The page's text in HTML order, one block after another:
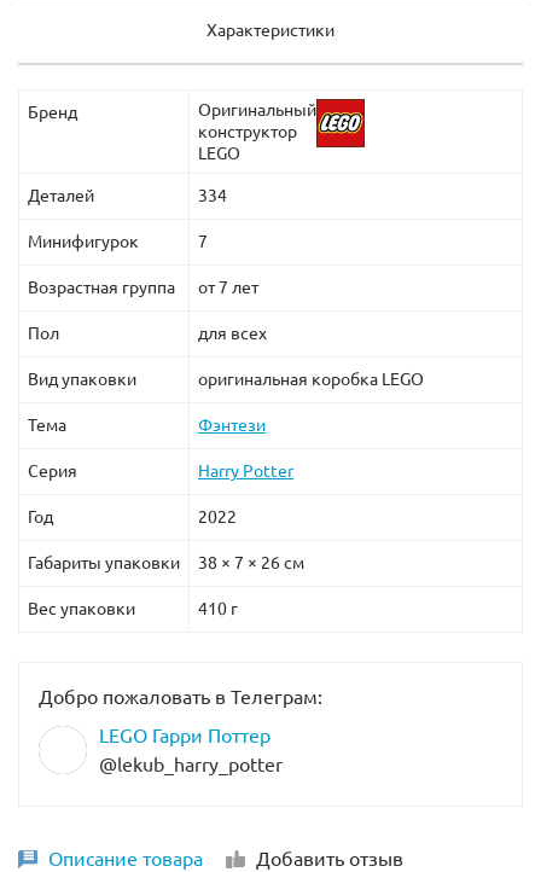
Характеристики
Бренд
Оригинальный
конструктор
LEGO
Деталей 334
Минифигурок 7
Возрастная группа от 7 лет
Пол для всех
Вид упаковки оригинальная коробка LEGO
Тема Фэнтези
Серия Harry Potter
Год 2022
Габариты упаковки 38 × 7 × 26 см
Вес упаковки 410 г
Добро пожаловать в Телеграм:
LEGO Гарри Поттер
@lekub_harry_potter
Описание товара Добавить отзыв